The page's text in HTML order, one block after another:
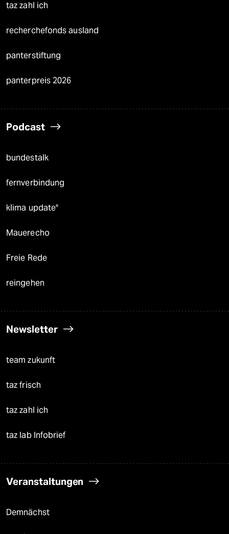
taz zahl ich
recherchefonds ausland
panterstiftung
panterpreis 2026
Podcast
bundestalk
fernverbindung
klima update°
Mauerecho
Freie Rede
reingehen
Newsletter
team zukunft
taz frisch
taz zahl ich
taz lab Infobrief
Veranstaltungen
Demnächst